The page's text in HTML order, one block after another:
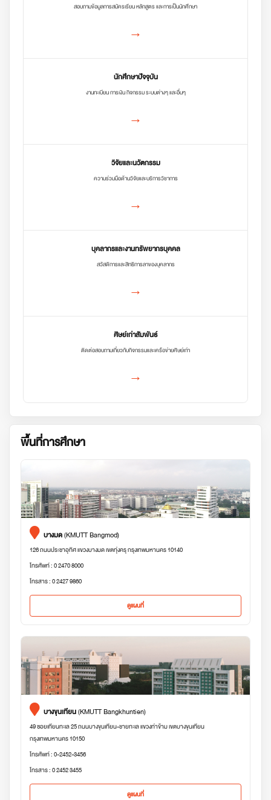
สอบถามข้อมูลการสมัครเรียน หลักสูตร และการเป็นนักศึกษา
→
นักศึกษาปัจจุบัน
งานทะเบียน การเงิน กิจกรรม ระบบต่างๆ และอื่นๆ
→
วิจัยและนวัตกรรม
ความร่วมมือด้านวิจัยและบริการวิชาการ
→
บุคลากรและงานทรัพยากรบุคคล
สวัสดิการและสิทธิการลาของบุคลากร
→
ศิษย์เก่าสัมพันธ์
ติดต่อสอบถามเกี่ยวกับกิจกรรมและเครือข่ายศิษย์เก่า
→
พื้นที่การศึกษา
บางมด(KMUTT Bangmod)
126 ถนนประชาอุทิศ แขวงบางมด เขตทุ่งครุ กรุงเทพมหานคร 10140
โทรศัพท์ : 0 2470 8000
โทรสาร : 0 2427 9860
ดูแผนที่
บางขุนเทียน(KMUTT Bangkhuntien)
49 ซอยเทียนทะเล 25 ถนนบางขุนเทียน-ชายทะเล แขวงท่าข้าม เขตบางขุนเทียน
กรุงเทพมหานคร 10150
โทรศัพท์ : 0-2452-3456
โทรสาร : 0 2452 3455
ดูแผนที่